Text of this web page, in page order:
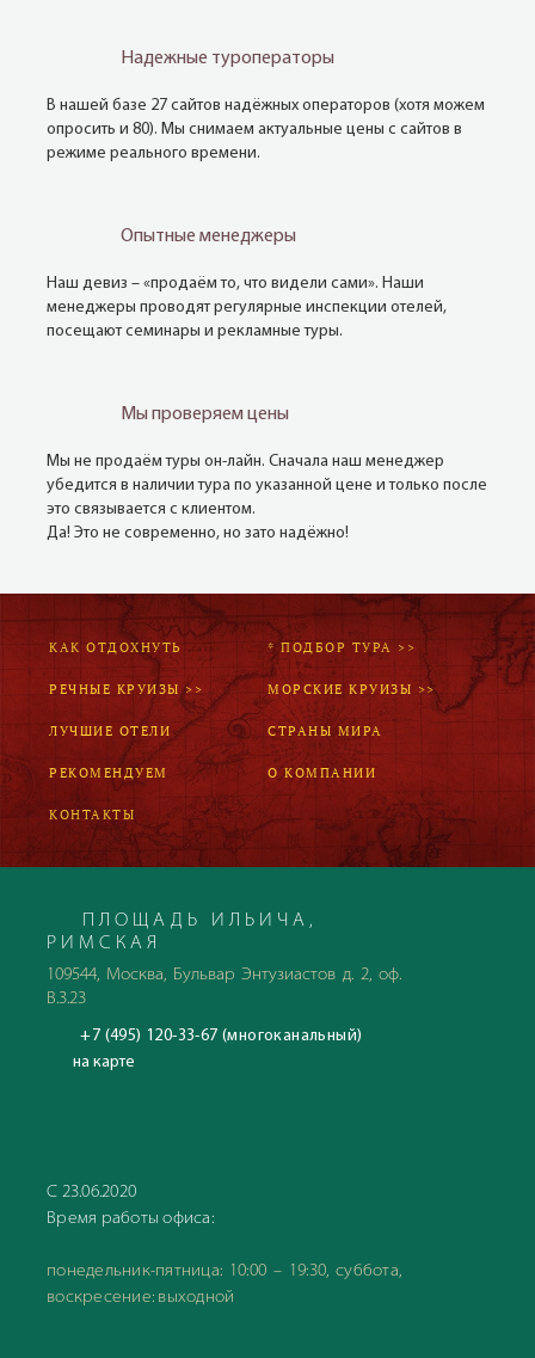
Надежные туроператоры
В нашей базе 27 сайтов надёжных операторов (хотя можем
опросить и 80). Мы снимаем актуальные цены с сайтов в
режиме реального времени.
Опытные менеджеры
Наш девиз – «продаём то, что видели сами». Наши
менеджеры проводят регулярные инспекции отелей,
посещают семинары и рекламные туры.
Мы проверяем цены
Мы не продаём туры он-лайн. Сначала наш менеджер
убедится в наличии тура по указанной цене и только после
это связывается с клиентом.
Да! Это не современно, но зато надёжно!
КАК ОТДОХНУТЬ * ПОДБОР ТУРА >>
РЕЧНЫЕ КРУИЗЫ >> МОРСКИЕ КРУИЗЫ >>
ЛУЧШИЕ ОТЕЛИ СТРАНЫ МИРА
РЕКОМЕНДУЕМ О КОМПАНИИ
КОНТАКТЫ
ПЛОЩАДЬ ИЛЬИЧА,
РИМСКАЯ
109544, Москва, Бульвар Энтузиастов д. 2, оф.
В.3.23
+7 (495) 120-33-67 (многоканальный)
на карте
С 23.06.2020
Время работы офиса:
понедельник-пятница: 10:00 – 19:30, суббота,
воскресение: выходной